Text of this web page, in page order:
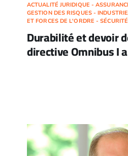
ACTUALITÉ JURIDIQUE -
GESTION DES RISQUES -
ET FORCES DE L'ORDRE -
Durabilité et devoir
directive Omnibus I